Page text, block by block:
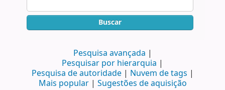
Buscar
Pesquisa avançada
Pesquisar por hierarquia
Pesquisa de autoridade
Nuvem de tags
Mais popular
Sugestões de aquisição